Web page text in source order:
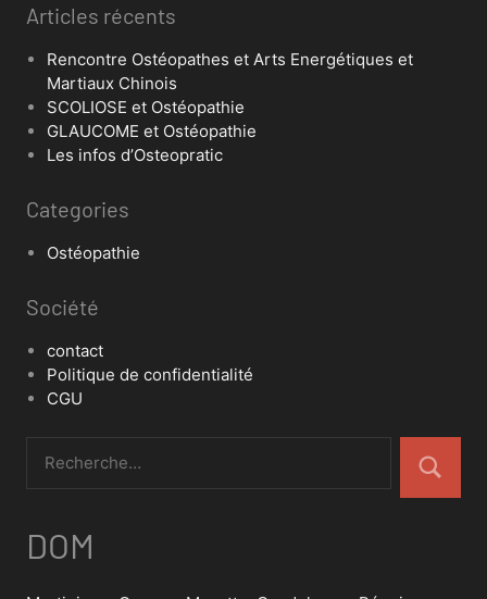
Articles récents
Rencontre Ostéopathes et Arts Energétiques et
Martiaux Chinois
SCOLIOSE et Ostéopathie
GLAUCOME et Ostéopathie
Les infos d’Osteopratic
Categories
Ostéopathie
Société
contact
Politique de confidentialité
CGU
DOM